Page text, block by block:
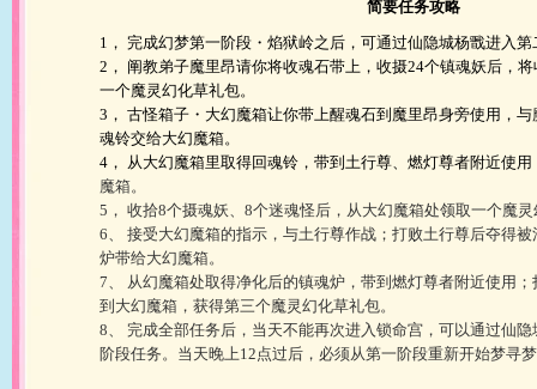
简要任务攻略
1， 完成幻梦第一阶段・焰狱岭之后，可通过仙隐城杨戬进入
2， 阐教弟子魔里昂请你将收魂石带上，收摄24个镇魂妖后，
一个魔灵幻化草礼包。
3， 古怪箱子・大幻魔箱让你带上醒魂石到魔里昂身旁使用，
魂铃交给大幻魔箱。
4， 从大幻魔箱里取得回魂铃，带到土行尊、燃灯尊者附近使
魔箱。
5， 收拾8个摄魂妖、8个迷魂怪后，从大幻魔箱处领取一个魔
6、 接受大幻魔箱的指示，与土行尊作战；打败土行尊后夺得
炉带给大幻魔箱。
7、 从幻魔箱处取得净化后的镇魂炉，带到燃灯尊者附近使用
到大幻魔箱，获得第三个魔灵幻化草礼包。
8、 完成全部任务后，当天不能再次进入锁命宫，可以通过仙
阶段任务。当天晚上12点过后，必须从第一阶段重新开始梦寻